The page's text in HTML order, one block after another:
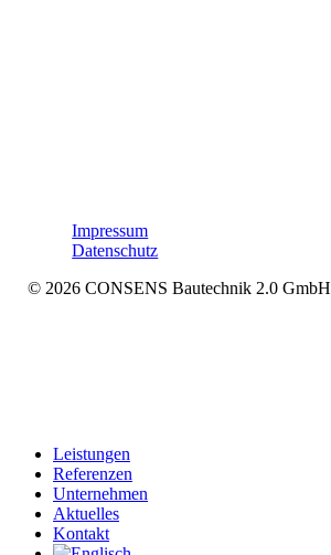
Impressum
Datenschutz
© 2026 CONSENS Bautechnik 2.0 GmbH
Menü
schließen
Leistungen
Referenzen
Unternehmen
Aktuelles
Kontakt